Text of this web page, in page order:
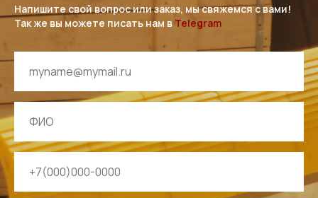
Напишите свой вопрос или заказ, мы свяжемся с вами!
Так же вы можете писать нам в Telegram